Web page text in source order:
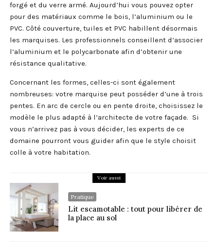
forgé et du verre armé. Aujourd’hui vous pouvez opter
pour des matériaux comme le bois, l’aluminium ou le
PVC. Côté couverture, tuiles et PVC habillent désormais
les marquises. Les professionnels conseillent d’associer
l’aluminium et le polycarbonate afin d’obtenir une
résistance qualitative.
Concernant les formes, celles-ci sont également
nombreuses: votre marquise peut posséder d’une à trois
pentes. En arc de cercle ou en pente droite, choisissez le
modèle le plus adapté à l’architecte de votre façade. Si
vous n’arrivez pas à vous décider, les experts de ce
domaine pourront vous guider afin que le style choisit
colle à votre habitation.
Voir aussi
Pratique
Lit escamotable : tout pour libérer de
la place au sol